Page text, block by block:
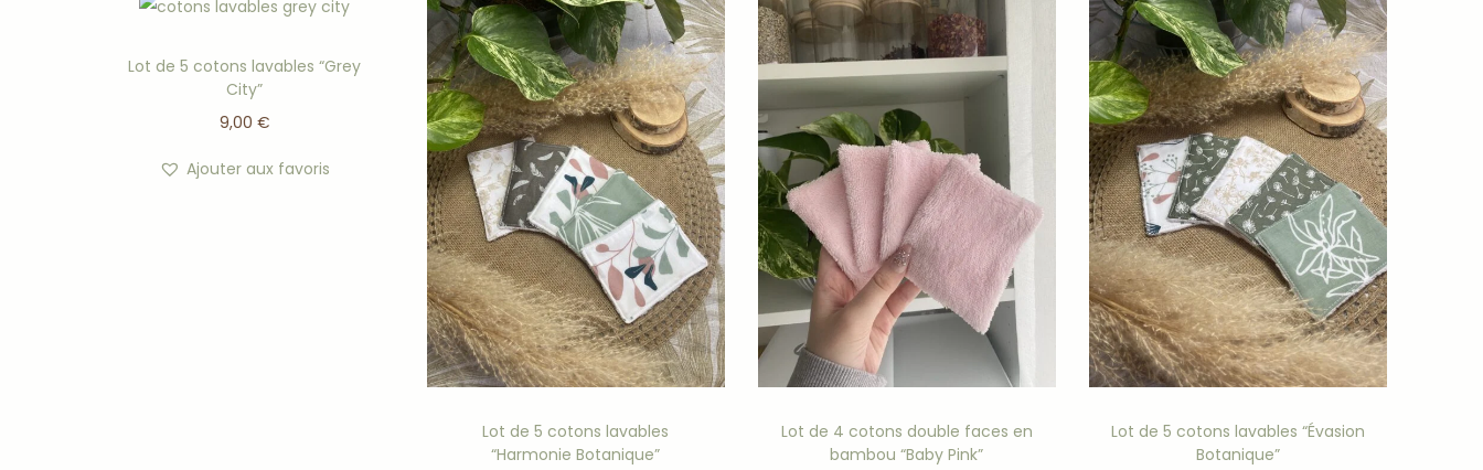
Parfaits pourtous les types de peau , même les plus sensibles
Offrez à votre peau et à l’environnement unealternative douce et durableavec notrelot de cotons lavables “Jardin Enchanté”
. Vous ne pourrez plus vous en
Et découvrez ici, toutes les raisons de passer aux cotons lavables :Pourquoi adopter les cotons lavables ?
Lot de 5 cotons lavables “Grey
City”
9,00 €
Ajouter aux favoris
Lot de 5 cotons lavables
“Harmonie Botanique”
Lot de 4 cotons double faces en
bambou “Baby Pink”
Lot de 5 cotons lavables “Évasion
Botanique”